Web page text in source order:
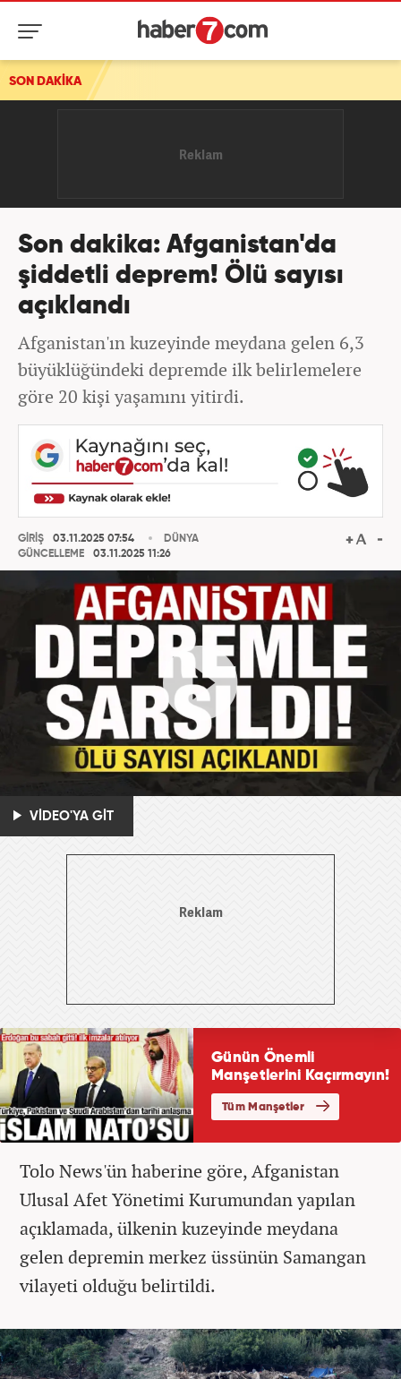
SON DAKİKA
Son dakika: Afganistan'da
şiddetli deprem! Ölü sayısı
açıklandı
Afganistan'ın kuzeyinde meydana gelen 6,3
büyüklüğündeki depremde ilk belirlemelere
göre 20 kişi yaşamını yitirdi.
GİRİŞ
03.11.2025 07:54
GÜNCELLEME
03.11.2025 11:26
DÜNYA
VİDEO'YA GİT
Tolo News'ün haberine göre, Afganistan
Ulusal Afet Yönetimi Kurumundan yapılan
açıklamada, ülkenin kuzeyinde meydana
gelen depremin merkez üssünün Samangan
vilayeti olduğu belirtildi.